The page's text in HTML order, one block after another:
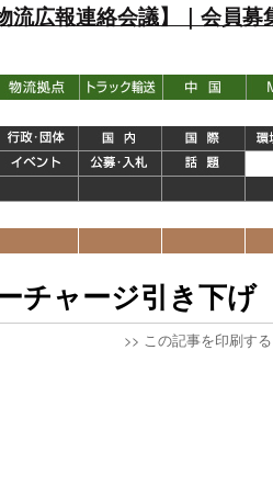
流広報連絡会議】｜会員募
チャージ引き下げ
>> この記事を印刷する